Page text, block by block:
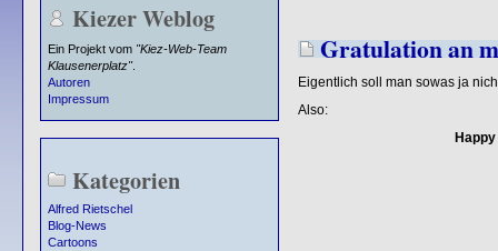
Kiezer Weblog
Ein Projekt vom "Kiez-Web-Team
Klausenerplatz".
Autoren
Impressum
Kategorien
Alfred Rietschel
Blog-News
Cartoons
Gratulation an
Eigentlich soll man sowas ja
Also:
Happy